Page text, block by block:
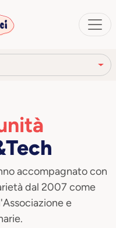
accompagnato con
dal 2007 come
e